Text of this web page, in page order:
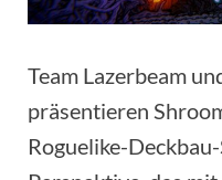
Team Lazerbeam
präsentieren
Roguelike-